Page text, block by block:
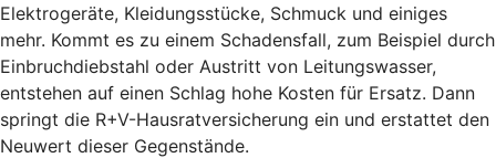
Elektrogeräte, Kleidungsstücke, Schmuck und einiges
mehr. Kommt es zu einem Schadensfall, zum Beispiel durch
Einbruchdiebstahl oder Austritt von Leitungswasser,
entstehen auf einen Schlag hohe Kosten für Ersatz. Dann
springt die R+V-Hausratversicherung ein und erstattet den
Neuwert dieser Gegenstände.